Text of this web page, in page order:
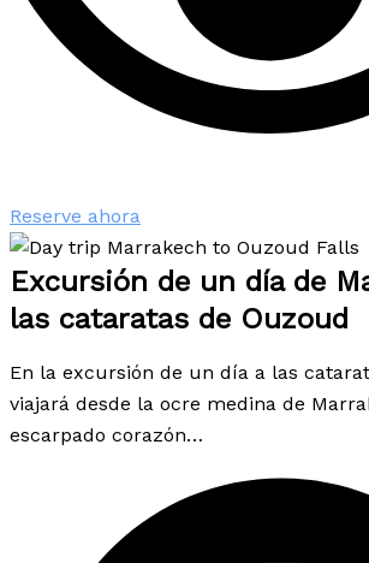
Reserve ahora
Excursión de un día de
las cataratas de Ouzoud
En la excursión de un día a las
viajará desde la ocre medina de
escarpado corazón…